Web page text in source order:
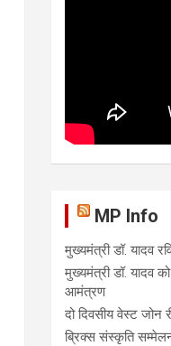
MP Info
मुख्यमंत्री डॉ. यादव
मुख्यमंत्री डॉ. यादव
आमंत्रण
दो दिवसीय वेस्ट
ब्रिक्स संस्कृति